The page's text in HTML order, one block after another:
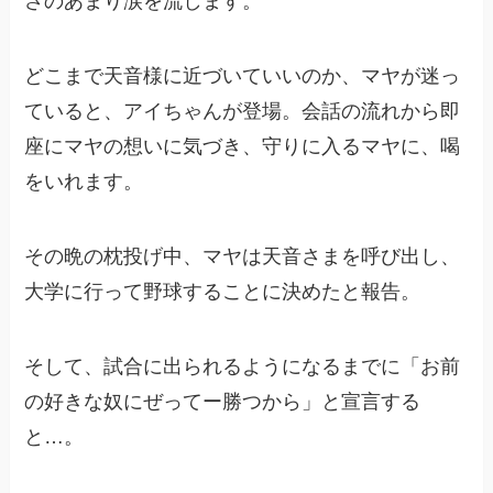
どこまで天音様に近づいていいのか、マヤが迷っ
ていると、アイちゃんが登場。会話の流れから即
座にマヤの想いに気づき、守りに入るマヤに、喝
をいれます。
その晩の枕投げ中、マヤは天音さまを呼び出し、
大学に行って野球することに決めたと報告。
そして、試合に出られるようになるまでに「お前
の好きな奴にぜってー勝つから」と宣言する
と…。